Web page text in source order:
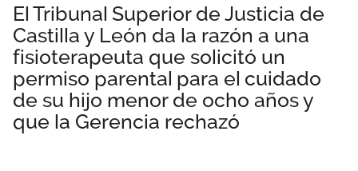
Sala de prensa
Empleo
Documentos
Publicaciones
Área privada
Únete
El Tribunal Superior de Justicia de
Castilla y León da la razón a una
fisioterapeuta que solicitó un
permiso parental para el cuidado
de su hijo menor de ocho años y
que la Gerencia rechazó